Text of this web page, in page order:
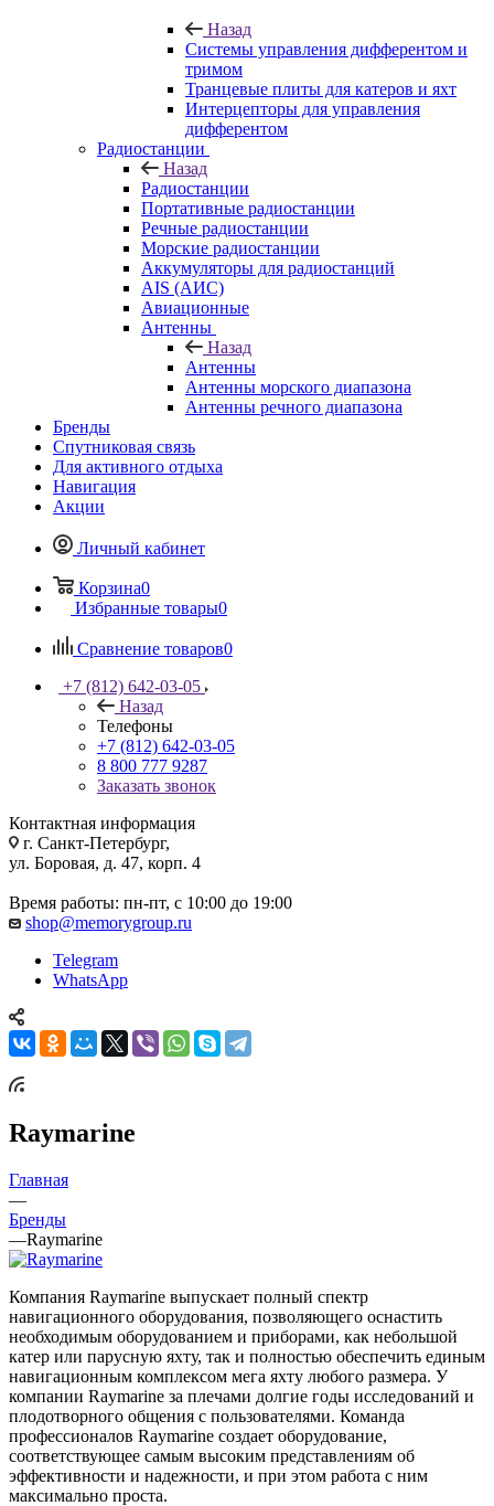
Назад
Системы управления дифферентом и
тримом
Транцевые плиты для катеров и яхт
Интерцепторы для управления
дифферентом
Радиостанции
Назад
Радиостанции
Портативные радиостанции
Речные радиостанции
Морские радиостанции
Аккумуляторы для радиостанций
AIS (АИС)
Авиационные
Антенны
Назад
Антенны
Антенны морского диапазона
Антенны речного диапазона
Бренды
Спутниковая связь
Для активного отдыха
Навигация
Акции
Личный кабинет
Корзина0
Избранные товары0
Сравнение товаров0
+7 (812) 642-03-05
Назад
Телефоны
+7 (812) 642-03-05
8 800 777 9287
Заказать звонок
Контактная информация
г. Санкт-Петербург,
ул. Боровая, д. 47, корп. 4
Время работы: пн-пт, с 10:00 до 19:00
shop@memorygroup.ru
Telegram
WhatsApp
Raymarine
Главная
—
Бренды
—Raymarine
Компания Raymarine выпускает полный спектр
навигационного оборудования, позволяющего оснастить
необходимым оборудованием и приборами, как небольшой
катер или парусную яхту, так и полностью обеспечить единым
навигационным комплексом мега яхту любого размера. У
компании Raymarine за плечами долгие годы исследований и
плодотворного общения с пользователями. Команда
профессионалов Raymarine создает оборудование,
соответствующее самым высоким представлениям об
эффективности и надежности, и при этом работа с ним
максимально проста.